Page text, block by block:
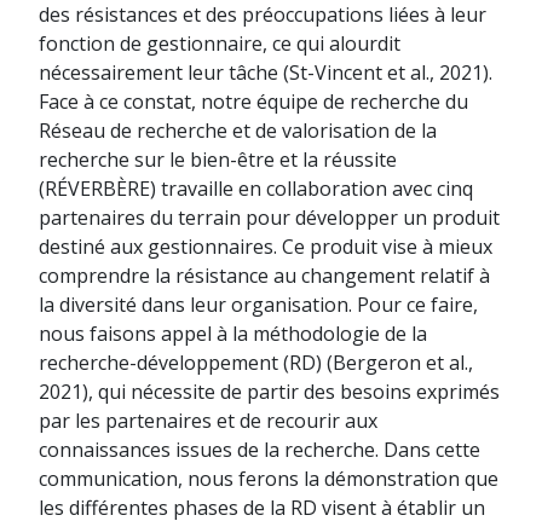
des résistances et des préoccupations liées à leur
fonction de gestionnaire, ce qui alourdit
nécessairement leur tâche (St-Vincent et al., 2021).
Face à ce constat, notre équipe de recherche du
Réseau de recherche et de valorisation de la
recherche sur le bien-être et la réussite
(RÉVERBÈRE) travaille en collaboration avec cinq
partenaires du terrain pour développer un produit
destiné aux gestionnaires. Ce produit vise à mieux
comprendre la résistance au changement relatif à
la diversité dans leur organisation. Pour ce faire,
nous faisons appel à la méthodologie de la
recherche-développement (RD) (Bergeron et al.,
2021), qui nécessite de partir des besoins exprimés
par les partenaires et de recourir aux
connaissances issues de la recherche. Dans cette
communication, nous ferons la démonstration que
les différentes phases de la RD visent à établir un